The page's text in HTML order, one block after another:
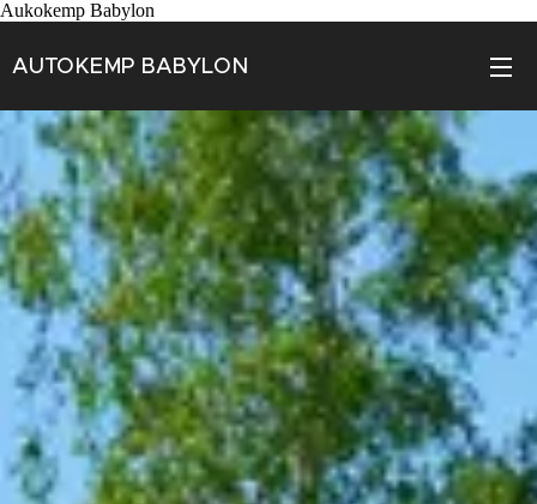
Aukokemp Babylon
AUTOKEMP BABYLON